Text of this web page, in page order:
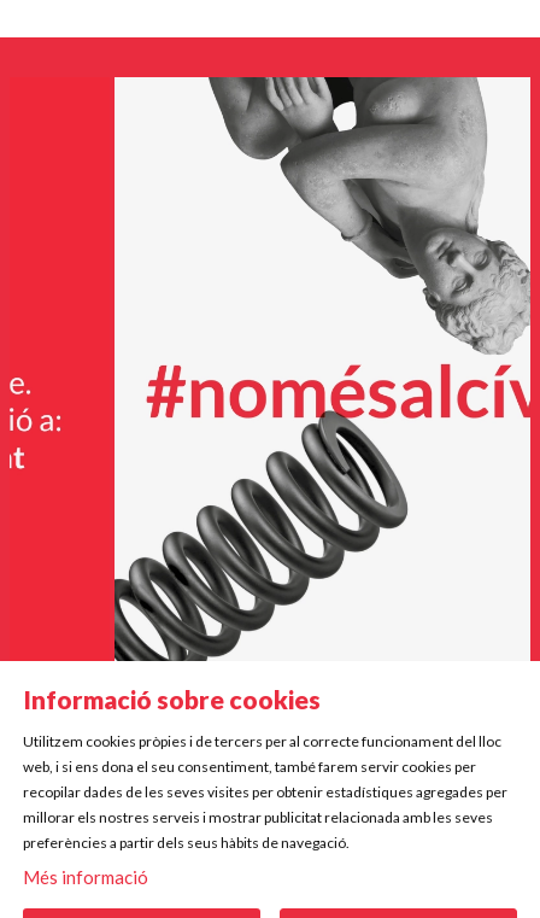
Diapositiva 3 de 9
Mercè Rodoreda, 5
17834 Porqueres
Telf. 972 573 612 | 672 220 255
Sitemap | Avís Legal | Ús de Cookies | Contactar
Informació sobre cookies
Utilitzem cookies pròpies i de tercers per al correcte funcionament del lloc
web, i si ens dona el seu consentiment, també farem servir cookies per
recopilar dades de les seves visites per obtenir estadístiques agregades per
millorar els nostres serveis i mostrar publicitat relacionada amb les seves
preferències a partir dels seus hàbits de navegació.
Més informació